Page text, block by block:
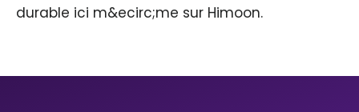
durable ici m&ecirc;me sur Himoon.